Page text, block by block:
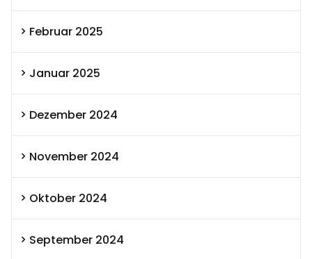
Februar 2025
Januar 2025
Dezember 2024
November 2024
Oktober 2024
September 2024